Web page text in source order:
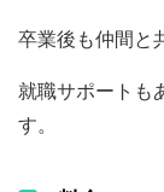
卒業後も仲間と
就職サポートも
す。